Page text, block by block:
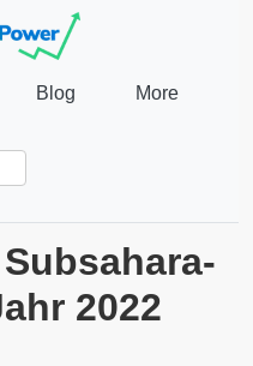
Blog More
2022